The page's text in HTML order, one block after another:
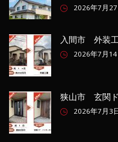
2026年7月27
入間市 外装
2026年7月14
狭山市 玄関
2026年7月3